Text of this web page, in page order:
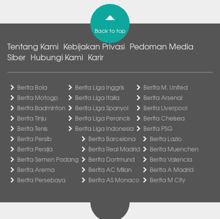
Back to top
Tentang Kami Kebijakan Privasi Pedoman Media
Siber Hubungi Kami Karir
Berita Bola
Berita Motogp
Berita Badminton
Berita Tinju
Berita Tenis
Berita Liga Inggris
Berita Liga Italia
Berita Liga Spanyol
Berita Liga Perancis
Berita Liga Indonesia
Berita M. United
Berita Arsenal
Berita Liverpool
Berita Chelsea
Berita PSG
Berita Persib
Berita Persija
Berita Semen Padang
Berita Arema
Berita Persebaya
Berita Barcelona
Berita Real Madrid
Berita Dortmund
Berita AC Milan
Berita AS Monaco
Berita Lazio
Berita Muenchen
Berita Valencia
Berita A Madrid
Berita M City